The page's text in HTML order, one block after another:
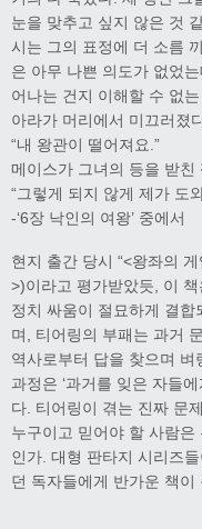
눈을 맞추고 싶지 않은 것
시는 그의 표정에 더 소름
은 아무 나쁜 의도가 없었
어나는 건지 이해할 수 없
아라가 머리에서 미끄러졌
“내 왕관이 떨어져요.”
메이스가 그녀의 등을 받친
“그렇게 되지 않게 제가 도
-‘6장 낙인의 여왕’ 중에서
현지 출간 당시 “<왕좌의
>)이라고 평가받았듯, 이
정치 싸움이 절묘하게 결합
며, 티어링의 부패는 과거
역사로부터 답을 찾으며
과정은 ‘과거를 잊은 자들
다. 티어링이 겪는 진짜 문
누구이고 믿어야 할 사람
인가. 대형 판타지 시리즈
던 독자들에게 반가운 책이